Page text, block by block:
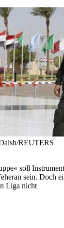
REUTERS
soll
sein. Doch
Liga nicht